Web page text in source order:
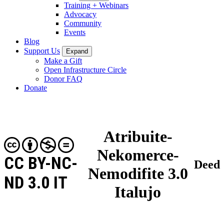
Training + Webinars
Advocacy
Community
Events
Blog
Support Us
Expand
Make a Gift
Open Infrastructure Circle
Donor FAQ
Donate
Atribuite-
Nekomerce-
Nemodifite 3.0
Italujo
CC BY-NC-
ND 3.0 IT
Deed